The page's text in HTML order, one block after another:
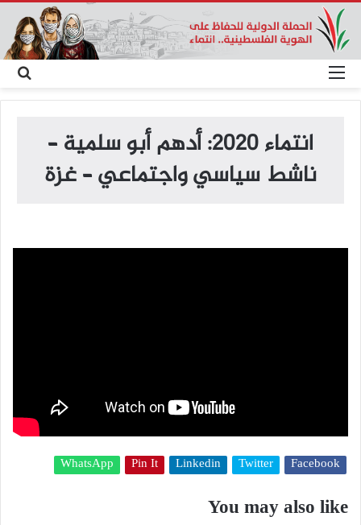
عن
انتماء 2020: أدهم أبو سلمية –
ناشط سياسي واجتماعي – غزة
Facebook
Twitter
Linkedin
Pin It
WhatsApp
You may also like